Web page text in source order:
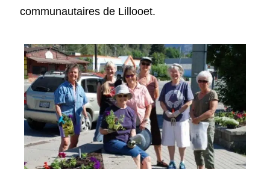
communautaires de Lillooet.